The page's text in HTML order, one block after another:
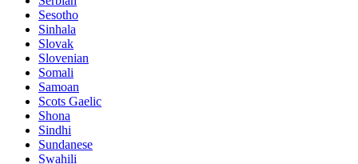
Sesotho
Sinhala
Slovak
Slovenian
Somali
Samoan
Scots Gaelic
Shona
Sindhi
Sundanese
Swahili